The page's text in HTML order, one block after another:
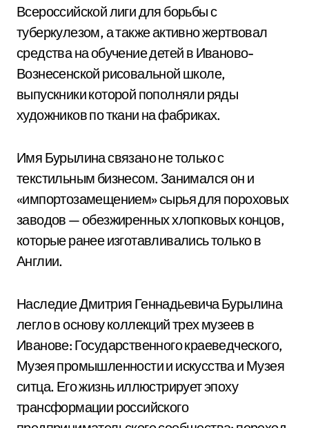
Всероссийской лиги для борьбы с
туберкулезом, а также активно жертвовал
средства на обучение детей в Иваново-
Вознесенской рисовальной школе,
выпускники которой пополняли ряды
художников по ткани на фабриках.
Имя Бурылина связано не только с
текстильным бизнесом. Занимался он и
«импортозамещением» сырья для пороховых
заводов — обезжиренных хлопковых концов,
которые ранее изготавливались только в
Англии.
Наследие Дмитрия Геннадьевича Бурылина
легло в основу коллекций трех музеев в
Иванове: Государственного краеведческого,
Музея промышленности и искусства и Музея
ситца. Его жизнь иллюстрирует эпоху
трансформации российского